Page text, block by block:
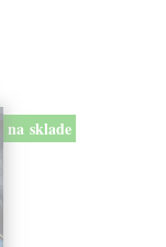
na sklade